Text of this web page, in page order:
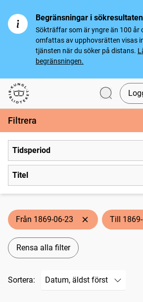
Begränsningar i sökresultaten
Sökträffar som är yngre än 100 år
omfattas av upphovsrätten visas
tjänsten när du söker på distans.
begränsningen.
Svenska tidningar
Filtrera
Tidsperiod
Titel
Från 1869-06-23 Till
Rensa alla filter
Sortera: